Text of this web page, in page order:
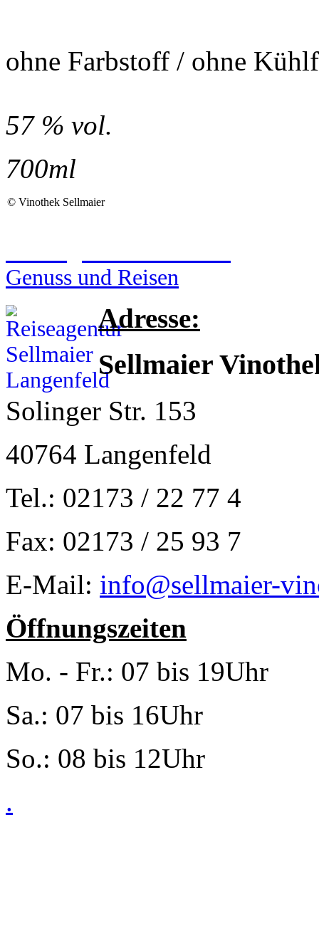
ohne Farbstoff / ohne
57 % vol.
700ml
© Vinothek Sellmaier
Genuss und Reisen
Adresse:
Sellmaier
Solinger Str. 153
40764 Langenfeld
Tel.: 02173 / 22 77 4
Fax: 02173 / 25 93 7
E-Mail: info@sellmaier-
Öffnungszeiten
Mo. - Fr.: 07 bis 19Uhr
Sa.: 07 bis 16Uhr
So.: 08 bis 12Uhr
.